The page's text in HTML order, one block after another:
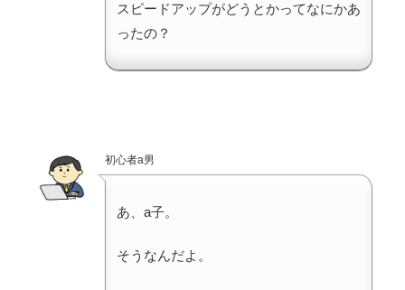
スピードアップがどうとかってなにかあ
ったの？
初心者a男
あ、a子。
そうなんだよ。